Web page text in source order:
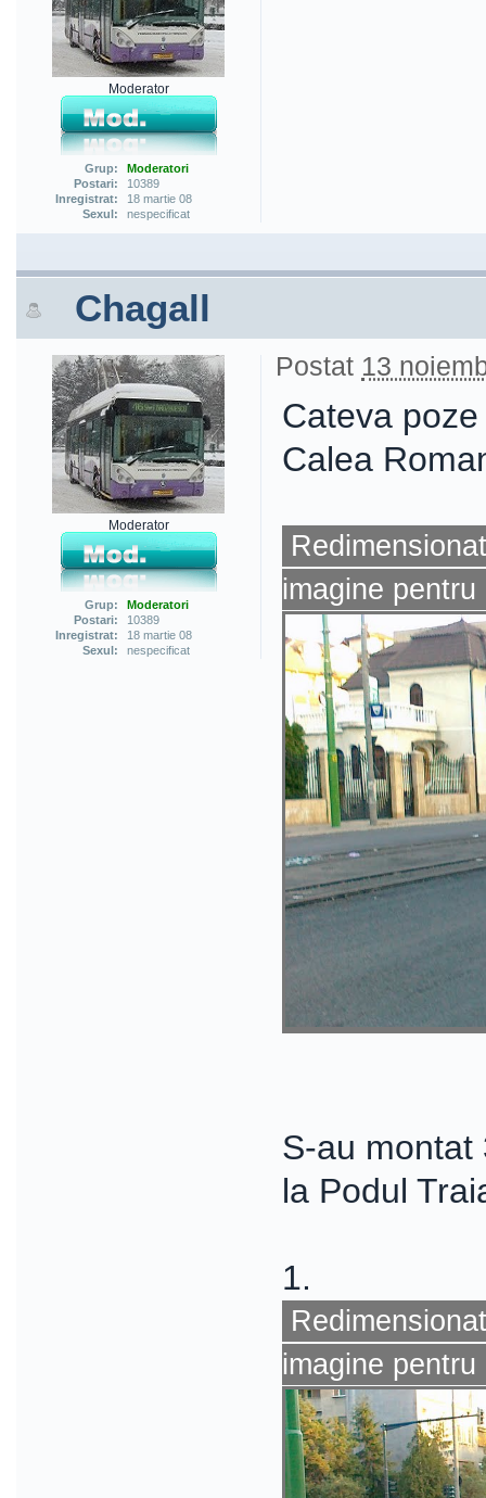
Moderator
Grup:
Moderatori
Postari:
10389
Inregistrat:
18 martie 08
Sexul:
nespecificat
Chagall
Moderator
Grup:
Moderatori
Postari:
10389
Inregistrat:
18 martie 08
Sexul:
nespecificat
Postat 13
Cateva
Calea
imagine pentru
S-au montat
la Podul
1.
imagine pentru